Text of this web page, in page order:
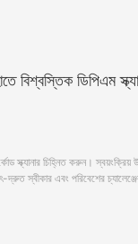
বিশ্বস্তিক ডিপিএম
স্ক্যানার চিহ্নিত করুন। স্বয়ংক্রিয়
স্বীকার এবং পরিবেশের